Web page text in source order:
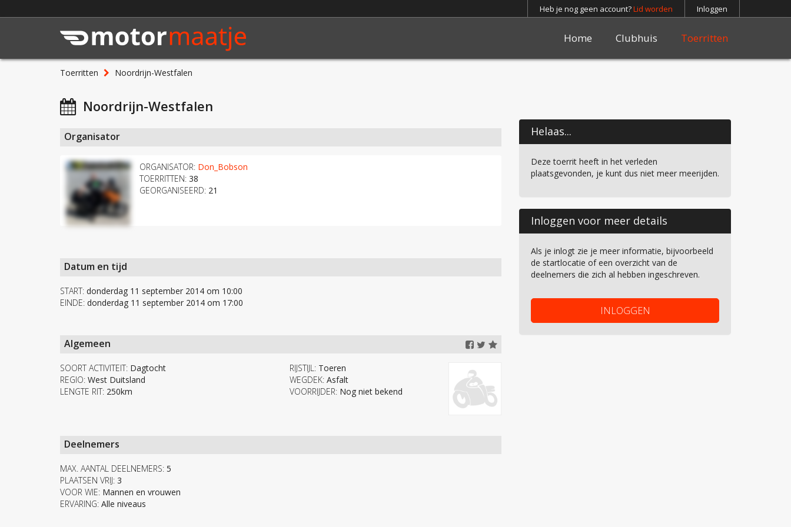
Heb je nog geen account?Lid worden Inloggen
Home Clubhuis Toerritten
Toerritten Noordrijn-Westfalen
Noordrijn-Westfalen
Helaas...
Deze toerrit heeft in het verleden
plaatsgevonden, je kunt dus niet meer meerijden.
Inloggen voor meer details
Als je inlogt zie je meer informatie, bijvoorbeeld
de startlocatie of een overzicht van de
deelnemers die zich al hebben ingeschreven.
INLOGGEN
Organisator
ORGANISATOR: Don_Bobson
TOERRITTEN: 38
GEORGANISEERD: 21
Datum en tijd
START: donderdag 11 september 2014 om 10:00
EINDE: donderdag 11 september 2014 om 17:00
Algemeen
SOORT ACTIVITEIT: Dagtocht
REGIO: West Duitsland
LENGTE RIT: 250km
RIJSTIJL: Toeren
WEGDEK: Asfalt
VOORRIJDER: Nog niet bekend
Deelnemers
MAX. AANTAL DEELNEMERS: 5
PLAATSEN VRIJ: 3
VOOR WIE: Mannen en vrouwen
ERVARING: Alle niveaus